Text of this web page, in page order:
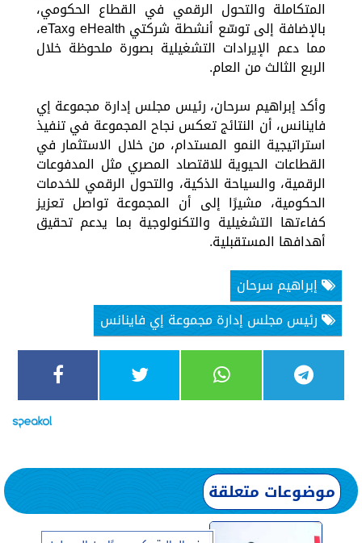
المتكاملة والتحول الرقمي في القطاع الحكومي،
بالإضافة إلى توسّع أنشطة شركتي eHealth وeTax،
مما دعم الإيرادات التشغيلية بصورة ملحوظة خلال
الربع الثالث من العام.
وأكد إبراهيم سرحان، رئيس مجلس إدارة مجموعة إي
فاينانس، أن النتائج تعكس نجاح المجموعة في تنفيذ
استراتيجية النمو المستدام، من خلال الاستثمار في
القطاعات الحيوية للاقتصاد المصري مثل المدفوعات
الرقمية، والسياحة الذكية، والتحول الرقمي للخدمات
الحكومية، مشيرًا إلى أن المجموعة تواصل تعزيز
كفاءتها التشغيلية والتكنولوجية بما يدعم تحقيق
أهدافها المستقبلية.
إبراهيم سرحان
رئيس مجلس إدارة مجموعة إي فاينانس
موضوعات متعلقة